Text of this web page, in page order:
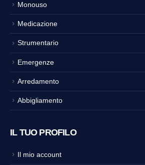
Monouso
Medicazione
Strumentario
Emergenze
Arredamento
Abbigliamento
IL TUO PROFILO
Il mio account